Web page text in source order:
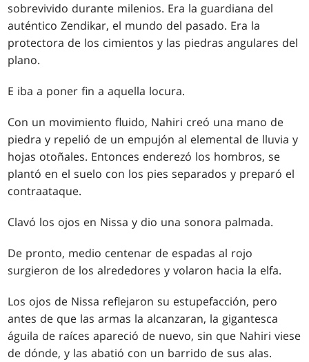
sobrevivido durante milenios. Era la guardiana del
auténtico Zendikar, el mundo del pasado. Era la
protectora de los cimientos y las piedras angulares del
plano.
E iba a poner fin a aquella locura.
Con un movimiento fluido, Nahiri creó una mano de
piedra y repelió de un empujón al elemental de lluvia y
hojas otoñales. Entonces enderezó los hombros, se
plantó en el suelo con los pies separados y preparó el
contraataque.
Clavó los ojos en Nissa y dio una sonora palmada.
De pronto, medio centenar de espadas al rojo
surgieron de los alrededores y volaron hacia la elfa.
Los ojos de Nissa reflejaron su estupefacción, pero
antes de que las armas la alcanzaran, la gigantesca
águila de raíces apareció de nuevo, sin que Nahiri viese
de dónde, y las abatió con un barrido de sus alas.